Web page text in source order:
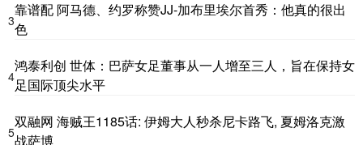
3
靠谱配 阿马德、约罗称赞JJ-加布里埃尔首秀：他真的很出
色
4
鸿泰利创 世体：巴萨女足董事从一人增至三人，旨在保持女
足国际顶尖水平
5
双融网 海贼王1185话: 伊姆大人秒杀尼卡路飞, 夏姆洛克激
战萨博